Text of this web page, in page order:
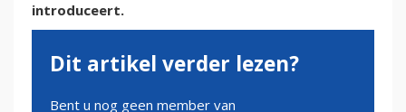
introduceert.
Dit artikel verder lezen?
Bent u nog geen member van